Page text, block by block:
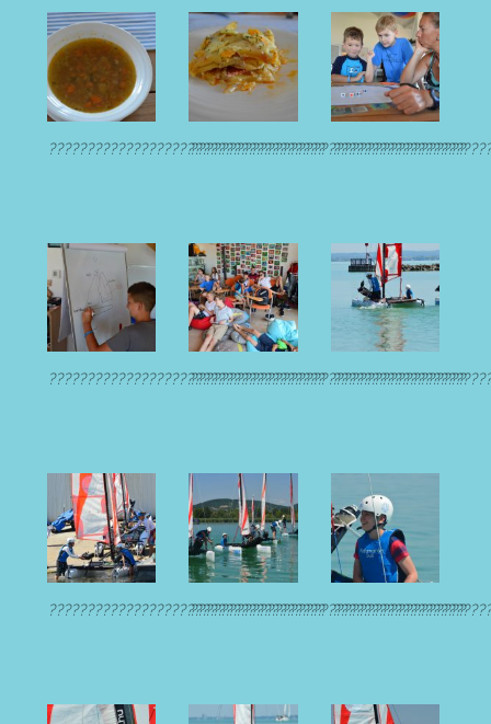
????????????????????????????????????????????????????????????????????????
????????????????????????????????????????????????????????????????????????
????????????????????????????????????????????????????????????????????????